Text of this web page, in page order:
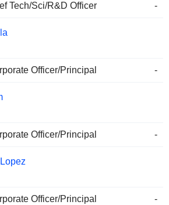
Tech/Sci/R&D Officer -
Officer/Principal -
Officer/Principal -
Officer/Principal -